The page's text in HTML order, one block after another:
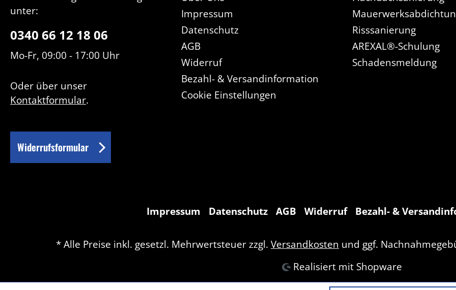
unter:
0340 66 12 18 06
Mo-Fr, 09:00 - 17:00 Uhr
Oder über unser
Kontaktformular.
Impressum
Datenschutz
AGB
Widerruf
Bezahl- & Versandinformation
Cookie Einstellungen
Risssanierung
AREXAL®-Schulung
Schadensmeldung
Widerrufsformular
Impressum Datenschutz AGB Widerruf Bezahl- &
* Alle Preise inkl. gesetzl. Mehrwertsteuer zzgl. Versandkosten und ggf.
Realisiert mit Shopware